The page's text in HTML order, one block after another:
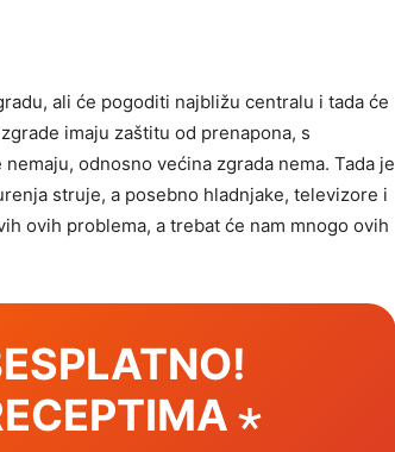
ali će pogoditi najbližu centralu i tada će
imaju zaštitu od prenapona, s
odnosno većina zgrada nema. Tada je
struje, a posebno hladnjake, televizore i
ovih problema, a trebat će nam mnogo ovih
⋆